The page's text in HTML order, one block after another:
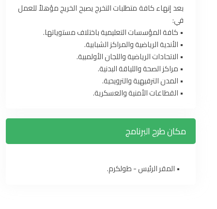
بعد إنهاء كافة متطلبات التخرج يصبح الخريج مؤهلاً للعمل
في:
• كافة المؤسسات التعليمية باختلاف مستوياتها.
• الأندية الرياضية والمراكز الشبابية.
• الاتحادات الرياضية واللجان الأولمبية.
• مراكز الصحة واللياقة البدنية.
• المدن الترفيهية والترويحية.
• القطاعات الأمنية والعسكرية.
مكان طرح البرنامج
• المقر الرئيس - طولكرم.